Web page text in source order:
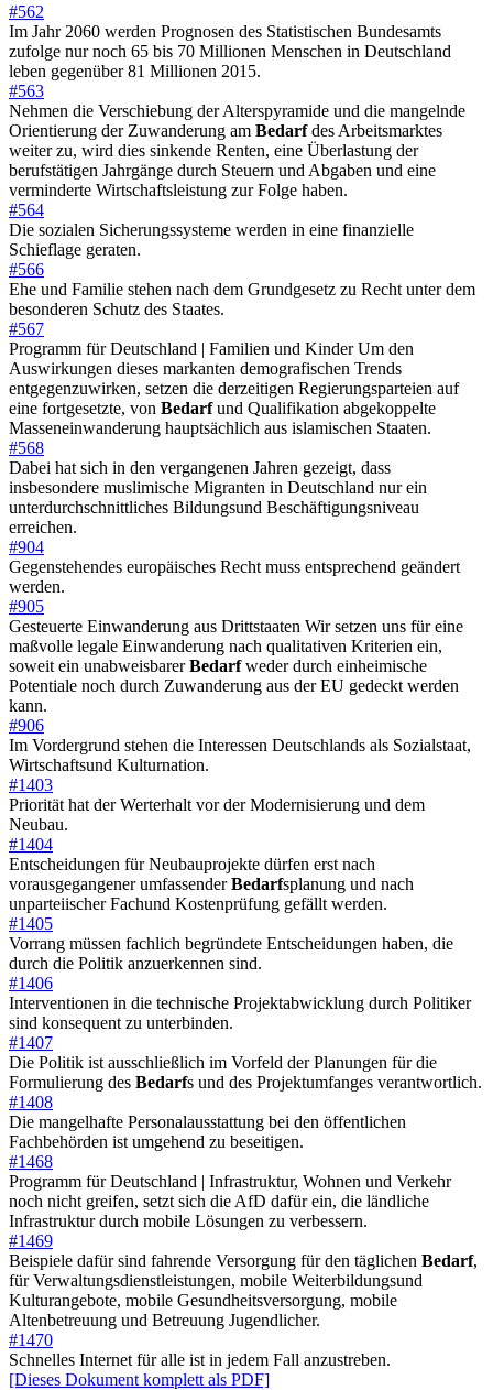
#562
Im Jahr 2060 werden Prognosen des Statistischen Bundesamts
zufolge nur noch 65 bis 70 Millionen Menschen in Deutschland
leben gegenüber 81 Millionen 2015.
#563
Nehmen die Verschiebung der Alterspyramide und die mangelnde
Orientierung der Zuwanderung am Bedarfdes Arbeitsmarktes
weiter zu, wird dies sinkende Renten, eine Überlastung der
berufstätigen Jahrgänge durch Steuern und Abgaben und eine
verminderte Wirtschaftsleistung zur Folge haben.
#564
Die sozialen Sicherungssysteme werden in eine finanzielle
Schieflage geraten.
#566
Ehe und Familie stehen nach dem Grundgesetz zu Recht unter dem
besonderen Schutz des Staates.
#567
Programm für Deutschland | Familien und Kinder Um den
Auswirkungen dieses markanten demografischen Trends
entgegenzuwirken, setzen die derzeitigen Regierungsparteien auf
eine fortgesetzte, von Bedarfund Qualifikation abgekoppelte
Masseneinwanderung hauptsächlich aus islamischen Staaten.
#568
Dabei hat sich in den vergangenen Jahren gezeigt, dass
insbesondere muslimische Migranten in Deutschland nur ein
unterdurchschnittliches Bildungsund Beschäftigungsniveau
erreichen.
#904
Gegenstehendes europäisches Recht muss entsprechend geändert
werden.
#905
Gesteuerte Einwanderung aus Drittstaaten Wir setzen uns für eine
maßvolle legale Einwanderung nach qualitativen Kriterien ein,
soweit ein unabweisbarerBedarfweder durch einheimische
Potentiale noch durch Zuwanderung aus der EU gedeckt werden
kann.
#906
Im Vordergrund stehen die Interessen Deutschlands als Sozialstaat,
Wirtschaftsund Kulturnation.
#1403
Priorität hat der Werterhalt vor der Modernisierung und dem
Neubau.
#1404
Entscheidungen für Neubauprojekte dürfen erst nach
vorausgegangener umfassenderBedarfsplanung und nach
unparteiischer Fachund Kostenprüfung gefällt werden.
#1405
Vorrang müssen fachlich begründete Entscheidungen haben, die
durch die Politik anzuerkennen sind.
#1406
Interventionen in die technische Projektabwicklung durch Politiker
sind konsequent zu unterbinden.
#1407
Die Politik ist ausschließlich im Vorfeld der Planungen für die
Formulierung des Bedarfs und des Projektumfanges verantwortlich.
#1408
Die mangelhafte Personalausstattung bei den öffentlichen
Fachbehörden ist umgehend zu beseitigen.
#1468
Programm für Deutschland | Infrastruktur, Wohnen und Verkehr
noch nicht greifen, setzt sich die AfD dafür ein, die ländliche
Infrastruktur durch mobile Lösungen zu verbessern.
#1469
Beispiele dafür sind fahrende Versorgung für den täglichen Bedarf,
für Verwaltungsdienstleistungen, mobile Weiterbildungsund
Kulturangebote, mobile Gesundheitsversorgung, mobile
Altenbetreuung und Betreuung Jugendlicher.
#1470
Schnelles Internet für alle ist in jedem Fall anzustreben.
[Dieses Dokument komplett als PDF]